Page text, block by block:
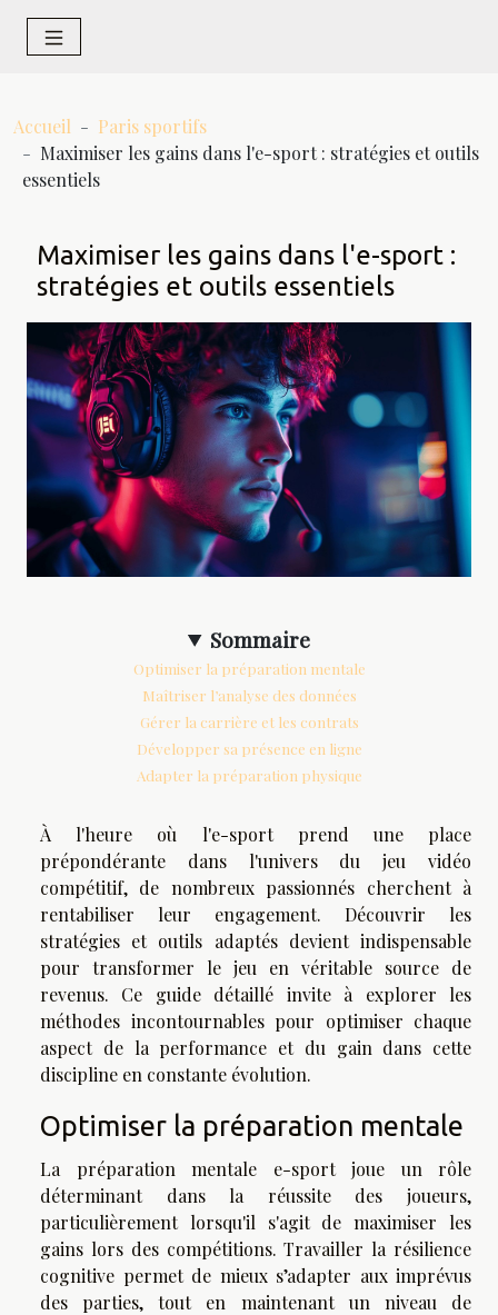
Accueil
Paris sportifs
Maximiser les gains dans l'e-sport : stratégies et outils
essentiels
Maximiser les gains dans l'e-sport :
stratégies et outils essentiels
Sommaire
Optimiser la préparation mentale
Maîtriser l’analyse des données
Gérer la carrière et les contrats
Développer sa présence en ligne
Adapter la préparation physique
À l'heure où l'e-sport prend une place
prépondérante dans l'univers du jeu vidéo
compétitif, de nombreux passionnés cherchent à
rentabiliser leur engagement. Découvrir les
stratégies et outils adaptés devient indispensable
pour transformer le jeu en véritable source de
revenus. Ce guide détaillé invite à explorer les
méthodes incontournables pour optimiser chaque
aspect de la performance et du gain dans cette
discipline en constante évolution.
Optimiser la préparation mentale
La préparation mentale e-sport joue un rôle
déterminant dans la réussite des joueurs,
particulièrement lorsqu'il s'agit de maximiser les
gains lors des compétitions. Travailler la résilience
cognitive permet de mieux s’adapter aux imprévus
des parties, tout en maintenant un niveau de